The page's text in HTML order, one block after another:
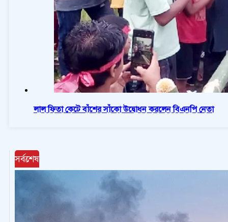
লাল ফিতা কেটে বাঁশের সাঁকো উদ্বোধন করলেন বিএনপি নেতা
সর্বশেষ